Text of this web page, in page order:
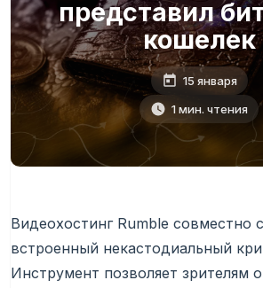
представил
кошелек
15 января
1 мин. чтения
Видеохостинг Rumble совместно
встроенный некастодиальный
Инструмент позволяет зрителям